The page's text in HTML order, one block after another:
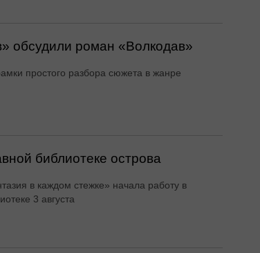
обсудили роман «Волкодав»
простого разбора сюжета в жанре
библиотеке острова
в каждом стежке» начала работу в
3 августа